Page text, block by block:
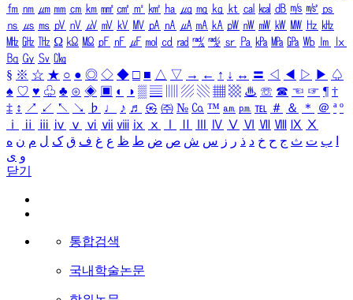
㎙ ㎚ ㎛ ㎜ ㎝ ㎞ ㎟ ㎠ ㎡ ㎢ ㏊ ㎍ ㎎ ㎏ ㏏ ㎈ ㎉ ㏈ ㎧ ㎨ ㎰
㎱ ㎲ ㎳ ㎴ ㎵ ㎶ ㎷ ㎸ ㎹ ㎀ ㎁ ㎂ ㎃ ㎄ ㎺ ㎻ ㎽ ㎾ ㎿ ㎐ ㎑
㎒ ㎓ ㎔ Ω ㏀ ㏁ ㎊ ㎋ ㎌ ㏖ ㏅ ㎭ ㎮ ㎯ ㏛ ㎩ ㎪ ㎫ ㎬ ㏝ ㏐
㏓
㏃ ㏉ ㏜ ㏆
§ ※ ☆ ★ ○ ● ◎ ◇ ◆ □ ■ △ ▽ → ← ↑ ↓ ↔ 〓 ◁ ◀ ▷ ▶ ♤
♠ ♡ ♥ ♧ ♣ ⊙ ◈ ▣ ◐ ◑ ▒ ▤ ▨ ▧ ▦ ▩ ♨ ☏ ☎ ☜ ☞ ¶ †
‡ ↕ ↗ ↙ ↖ ↘ ♭ ♩ ♪ ♬ ㉿ ㈜ № ㏇ ™ ㏂ ㏘ ℡ ＃ ＆ ＊ ＠ ª º
ⅰ
ⅱ ⅲ ⅳ ⅴ ⅵ ⅶ ⅷ ⅸ ⅹ Ⅳ Ⅴ Ⅵ Ⅶ Ⅷ Ⅸ Ⅹ
ب ت ث ج ح خ د ذ ر ز س ش ص ض ط ظ ع غ ف ق ک ل م ن ه
و ی
닫기
통합검색
국내학술논문